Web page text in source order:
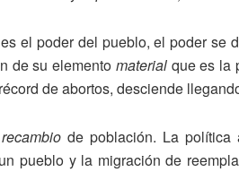
el poder del pueblo, el poder se
de su elemento materialque es la
de abortos, desciende
recambio de población. La política
pueblo y la migración de